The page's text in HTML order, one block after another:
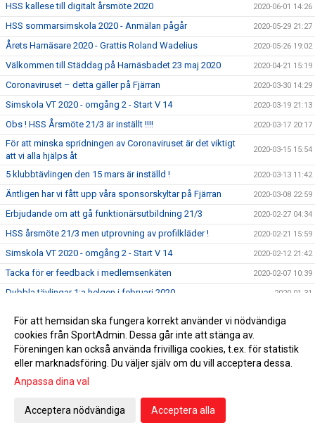
HSS kallese till digitalt årsmöte 2020 2020-06-01 14:26
HSS sommarsimskola 2020 - Anmälan pågår 2020-05-29 21:27
Årets Harnäsare 2020 - Grattis Roland Wadelius 2020-05-26 19:02
Välkommen till Städdag på Harnäsbadet 23 maj 2020 2020-04-21 15:19
Coronaviruset – detta gäller på Fjärran 2020-03-30 14:29
Simskola VT 2020 - omgång 2 - Start V 14 2020-03-19 21:13
Obs ! HSS Årsmöte 21/3 är inställt !!!! 2020-03-17 20:17
För att minska spridningen av Coronaviruset är det viktigt
att vi alla hjälps åt
2020-03-15 15:54
5 klubbtävlingen den 15 mars är inställd ! 2020-03-13 11:42
Äntligen har vi fått upp våra sponsorskyltar på Fjärran 2020-03-08 22:59
Erbjudande om att gå funktionärsutbildning 21/3 2020-02-27 04:34
HSS årsmöte 21/3 men utprovning av profilkläder ! 2020-02-21 15:59
Simskola VT 2020 - omgång 2 - Start V 14 2020-02-12 21:42
Tacka för er feedback i medlemsenkäten 2020-02-07 10:39
Dubbla tävlingar 1:a helgen i februari 2020 2020-01-31
HSS Årsmöte 21 mars 2020
Erbjudande om Funktionärsutbildning 25/1 2020-01-12 17:03
Simskola VT 2020 - Anmälan pågår !
För att hemsidan ska fungera korrekt använder vi nödvändiga
cookies från SportAdmin. Dessa går inte att stänga av.
Föreningen kan också använda frivilliga cookies, t.ex. för statistik
eller marknadsföring. Du väljer själv om du vill acceptera dessa.
Anpassa dina val
Acceptera nödvändiga Acceptera alla